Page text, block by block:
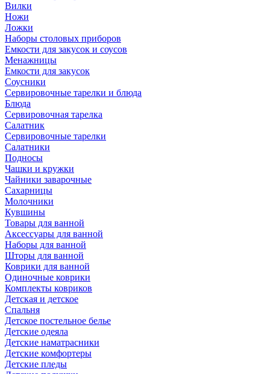
Вилки
Ножи
Ложки
Наборы столовых приборов
Емкости для закусок и соусов
Менажницы
Емкости для закусок
Соусники
Сервировочные тарелки и блюда
Блюда
Сервировочная тарелка
Салатник
Сервировочные тарелки
Салатники
Подносы
Чашки и кружки
Чайники заварочные
Сахарницы
Молочники
Кувшины
Товары для ванной
Аксессуары для ванной
Наборы для ванной
Шторы для ванной
Коврики для ванной
Одиночные коврики
Комплекты ковриков
Детская и детское
Спальня
Детское постельное белье
Детские одеяла
Детские наматрасники
Детские комфортеры
Детские пледы